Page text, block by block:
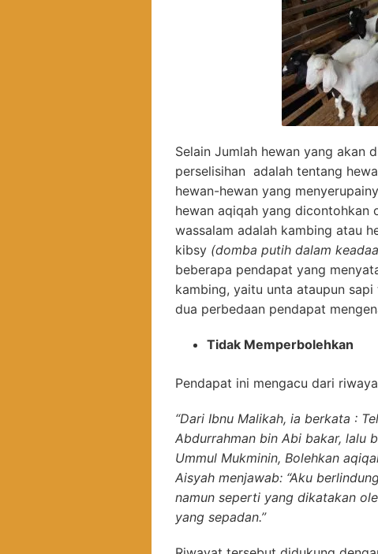
Selain Jumlah hewan yang akan
perselisihan adalah tentang
hewan-hewan yang
hewan aqiqah yang dicontohkan
wassalam adalah kambing atau
kibsy (domba putih dalam
beberapa pendapat yang
kambing, yaitu unta ataupun
dua perbedaan pendapat
Tidak Memperbolehkan
Pendapat ini mengacu dari
“Dari Ibnu Malikah, ia berkata :
Abdurrahman bin Abi bakar, lalu
Ummul Mukminin, Bolehkan
Aisyah menjawab: “Aku
namun seperti yang dikatakan
yang sepadan.”